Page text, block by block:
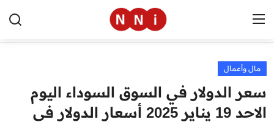
الرئيسية
اخبار مصر
مال وأعمال
سعر الدولار في السوق السوداء اليوم
الاحد 19 يناير 2025 أسعار الدولار في